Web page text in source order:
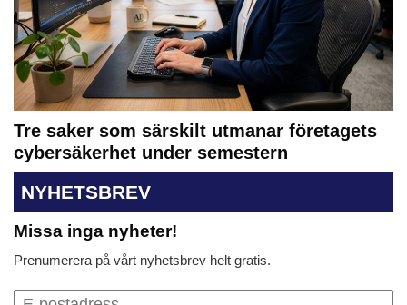
Tre saker som särskilt utmanar företagets
cybersäkerhet under semestern
NYHETSBREV
Missa inga nyheter!
Prenumerera på vårt nyhetsbrev helt gratis.